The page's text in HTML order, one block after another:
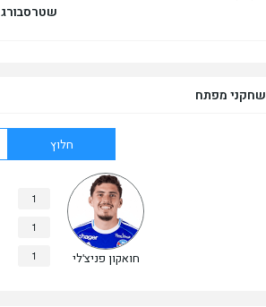
שחקני מפתח
חלוץ
חואקון פניצ'לי
1
1
1
שטרסבורג